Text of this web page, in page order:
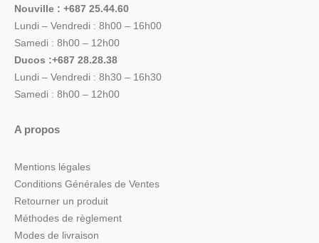
Nouville : +687 25.44.60
Lundi – Vendredi : 8h00 – 16h00
Samedi : 8h00 – 12h00
Ducos :+687 28.28.38
Lundi – Vendredi : 8h30 – 16h30
Samedi : 8h00 – 12h00
A propos
Mentions légales
Conditions Générales de Ventes
Retourner un produit
Méthodes de règlement
Modes de livraison